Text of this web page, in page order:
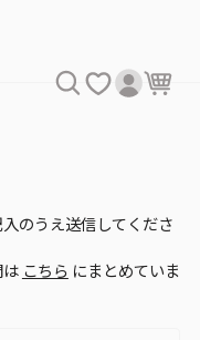
のうえ送信してくださ
こちら にまとめていま